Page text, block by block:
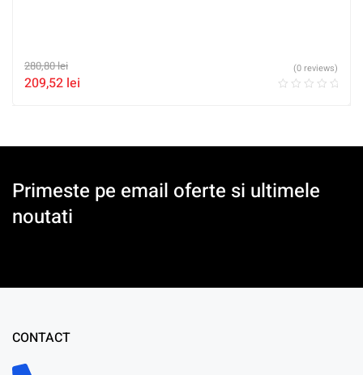
280,80lei
209,52 lei
(0 reviews)
Primeste pe email oferte si ultimele
noutati
CONTACT